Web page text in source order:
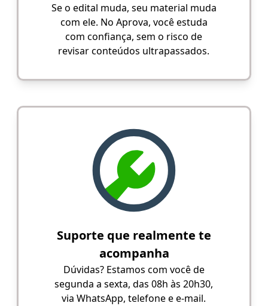
Se o edital muda, seu material muda
com ele. No Aprova, você estuda
com confiança, sem o risco de
revisar conteúdos ultrapassados.
Suporte que realmente te
acompanha
Dúvidas? Estamos com você de
segunda a sexta, das 08h às 20h30,
via WhatsApp, telefone e e-mail.